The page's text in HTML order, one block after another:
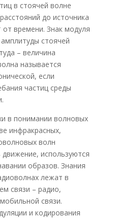
в стоячей волне
до источника
времени. Знак модуля
стоячей
– величина
называется
если
частиц среды
в понимании волновых
инфракрасных,
волн
используются
образов. Знания
лежат в
связи – радио,
связи.
и кодирования